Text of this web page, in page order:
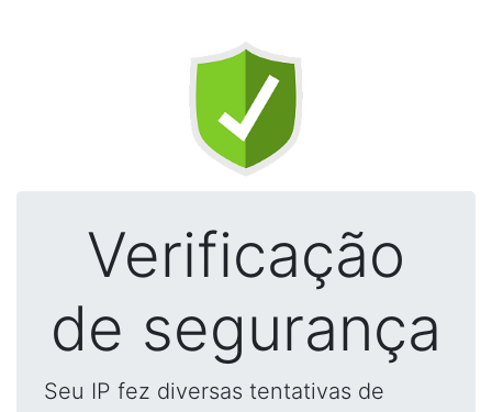
Verificação
de segurança
Seu IP fez diversas tentativas de